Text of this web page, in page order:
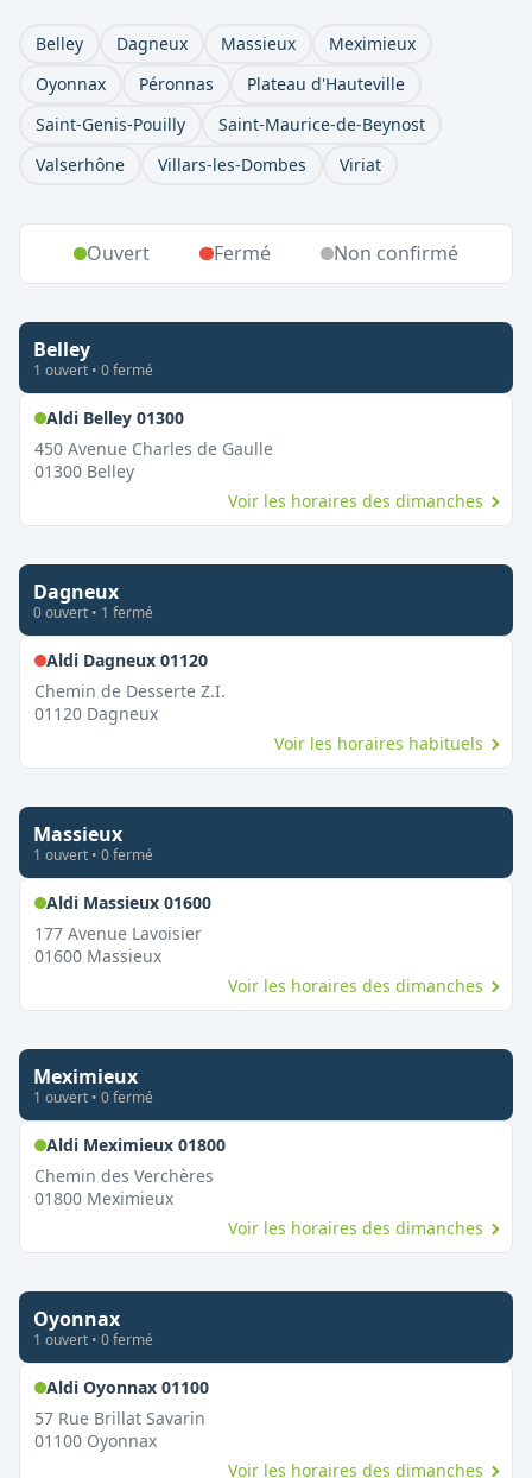
Belley Dagneux Massieux
Meximieux
Oyonnax
Péronnas
Plateau d'Hauteville
Saint-Genis-Pouilly
Saint-Maurice-de-Beynost
Valserhône
Villars-les-Dombes Viriat
Ouvert Fermé Non confirmé
Belley
1 ouvert • 0fermé
Aldi Belley 01300,
450 Avenue Charles de Gaulle
01300 Belley
Voir les horaires des dimanches
Dagneux
0ouvert • 1 fermé
Aldi Dagneux 01120,
Chemin de Desserte Z.I.
01120 Dagneux
Voir les horaires habituels
Massieux
1 ouvert • 0fermé
Aldi Massieux 01600,
177 Avenue Lavoisier
01600 Massieux
Voir les horaires des dimanches
Meximieux
1 ouvert • 0fermé
Aldi Meximieux 01800,
Chemin des Verchères
01800 Meximieux
Voir les horaires des dimanches
Oyonnax
1 ouvert • 0fermé
Aldi Oyonnax 01100,
57 Rue Brillat Savarin
01100 Oyonnax
Voir les horaires des dimanches